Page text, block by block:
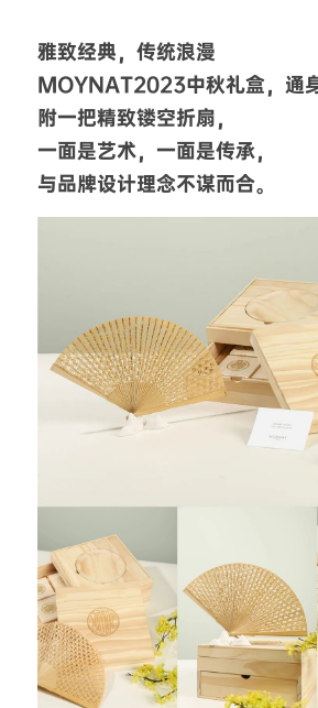
雅致经典，传统浪漫
MOYNAT2023中秋礼盒，通
附一把精致镂空折扇，
一面是艺术，一面是传承，
与品牌设计理念不谋而合。